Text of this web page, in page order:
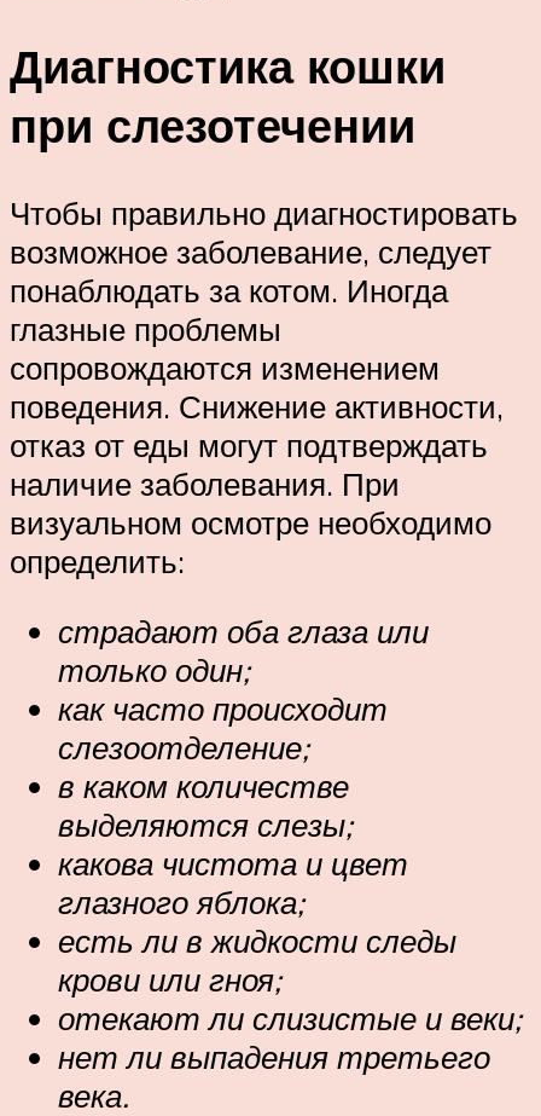
Диагностика кошки
при слезотечении
Чтобы правильно диагностировать
возможное заболевание, следует
понаблюдать за котом. Иногда
глазные проблемы
сопровождаются изменением
поведения. Снижение активности,
отказ от еды могут подтверждать
наличие заболевания. При
визуальном осмотре необходимо
определить:
страдают оба глаза или
только один;
как часто происходит
слезоотделение;
в каком количестве
выделяются слезы;
какова чистота и цвет
глазного яблока;
есть ли в жидкости следы
крови или гноя;
отекают ли слизистые и веки;
нет ли выпадения третьего
века.